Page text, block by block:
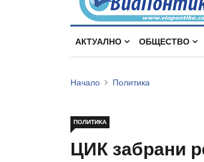
АКТУАЛНО ОБЩЕСТВО
Начало Политика
ПОЛИТИКА
ЦИК забрани